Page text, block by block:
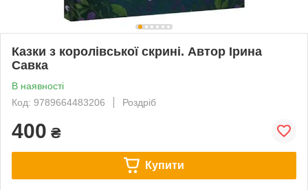
Казки з королівської скрині. Автор Ірина
Савка
В наявності
Код: 9789664483206
Роздріб
400 ₴
Купити